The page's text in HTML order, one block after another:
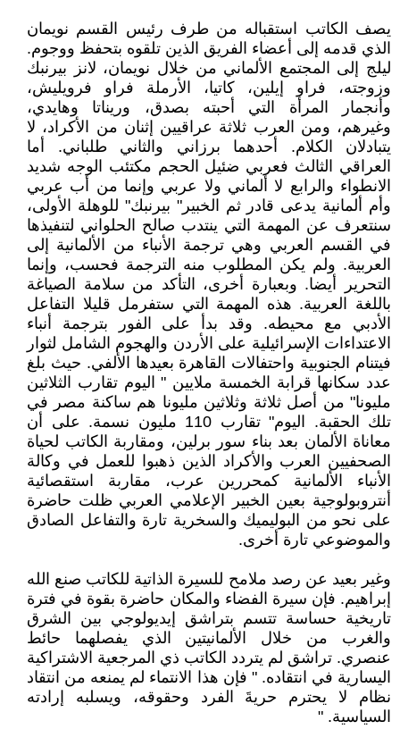
يصف الكاتب استقباله من طرف رئيس القسم نويمان
الذي قدمه إلى أعضاء الفريق الذين تلقوه بتحفظ ووجوم.
ليلج إلى المجتمع الألماني من خلال نويمان، لانز بيرنبك
وزوجته، فراو إيلين، كاتيا، الأرملة فراو فرويليش،
وأنجمار المرأة التي أحبته بصدق، وريناتا وهايدي،
وغيرهم، ومن العرب ثلاثة عراقيين إثنان من الأكراد، لا
يتبادلان الكلام. أحدهما برزاني والثاني طلباني. أما
العراقي الثالث فعربي ضئيل الحجم مكتئب الوجه شديد
الانطواء والرابع لا ألماني ولا عربي وإنما من أب عربي
وأم ألمانية يدعى قادر ثم الخبير" بيرنبك" للوهلة الأولى،
سنتعرف عن المهمة التي ينتدب صالح الحلواني لتنفيذها
في القسم العربي وهي ترجمة الأنباء من الألمانية إلى
العربية. ولم يكن المطلوب منه الترجمة فحسب، وإنما
التحرير أيضا. وبعبارة أخرى، التأكد من سلامة الصياغة
باللغة العربية. هذه المهمة التي ستفرمل قليلا التفاعل
الأدبي مع محيطه. وقد بدأ على الفور بترجمة أنباء
الاعتداءات الإسرائيلية على الأردن والهجوم الشامل لثوار
فيتنام الجنوبية واحتفالات القاهرة بعيدها الألفي. حيث بلغ
عدد سكانها قرابة الخمسة ملايين " اليوم تقارب الثلاثين
مليونا" من أصل ثلاثة وثلاثين مليونا هم ساكنة مصر في
تلك الحقبة. اليوم" تقارب 110 مليون نسمة. على أن
معاناة الألمان بعد بناء سور برلين، ومقاربة الكاتب لحياة
الصحفيين العرب والأكراد الذين ذهبوا للعمل في وكالة
الأنباء الألمانية كمحررين عرب، مقاربة استقصائية
أنتروبولوجية بعين الخبير الإعلامي العربي ظلت حاضرة
على نحو من البوليميك والسخرية تارة والتفاعل الصادق
والموضوعي تارة أخرى.
وغير بعيد عن رصد ملامح للسيرة الذاتية للكاتب صنع الله
إبراهيم. فإن سيرة الفضاء والمكان حاضرة بقوة في فترة
تاريخية حساسة تتسم بتراشق إيديولوجي بين الشرق
والغرب من خلال الألمانيتين الذي يفصلهما حائط
عنصري. تراشق لم يتردد الكاتب ذي المرجعية الاشتراكية
اليسارية في انتقاده. " فإن هذا الانتماء لم يمنعه من انتقاد
نظام لا يحترم حريةَ الفرد وحقوقه، ويسلبه إرادته
السياسية. "